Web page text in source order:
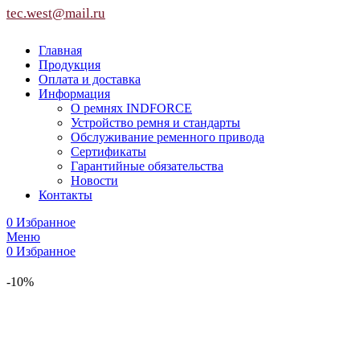
tec.west@mail.ru
Главная
Продукция
Оплата и доставка
Информация
О ремнях INDFORCE
Устройство ремня и стандарты
Обслуживание ременного привода
Сертификаты
Гарантийные обязательства
Новости
Контакты
0 Избранное
Меню
0 Избранное
-10%